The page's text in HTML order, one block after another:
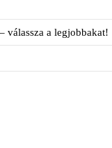
válassza a legjobbakat!